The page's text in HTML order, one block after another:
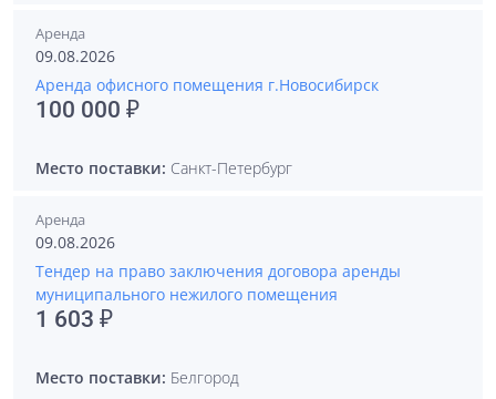
Аренда
09.08.2026
Аренда офисного помещения г.Новосибирск
100 000 ₽
Место поставки: Санкт-Петербург
Аренда
09.08.2026
Тендер на право заключения договора аренды
муниципального нежилого помещения
1 603 ₽
Место поставки: Белгород